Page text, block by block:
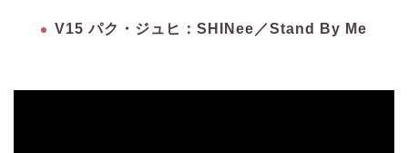
V15 パク・ジュヒ：SHINee／Stand By Me